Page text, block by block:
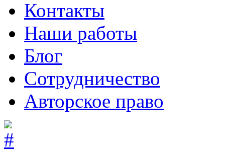
Контакты
Наши работы
Блог
Сотрудничество
Авторское право